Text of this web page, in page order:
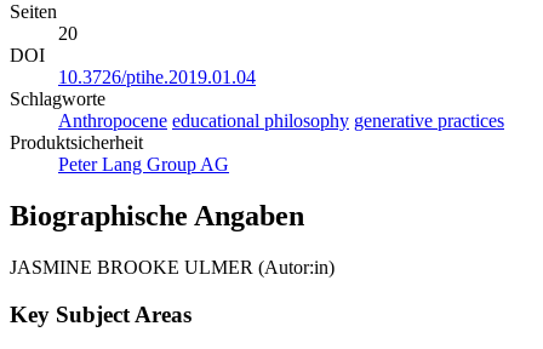
Seiten
20
DOI
10.3726/ptihe.2019.01.04
Schlagworte
Anthropocene educational philosophy generative practices
Produktsicherheit
Peter Lang Group AG
Biographische Angaben
JASMINE BROOKE ULMER (Autor:in)
Key Subject Areas